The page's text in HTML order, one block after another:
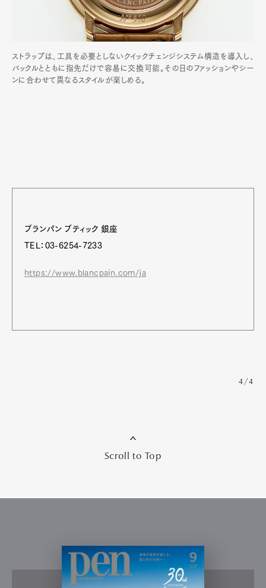
ストラップは、工具を必要としないクイックチェンジシステム構造を導入し、
バックルとともに指先だけで容易に交換可能。その日のファッションやシー
ンに合わせて異なるスタイルが楽しめる。
ブランパン ブティック 銀座
TEL：03-6254-7233
https://www.blancpain.com/ja
4/4
Scroll to Top